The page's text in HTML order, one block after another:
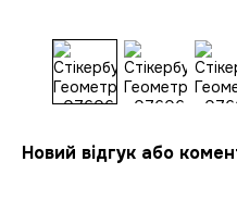
Новий відгук або